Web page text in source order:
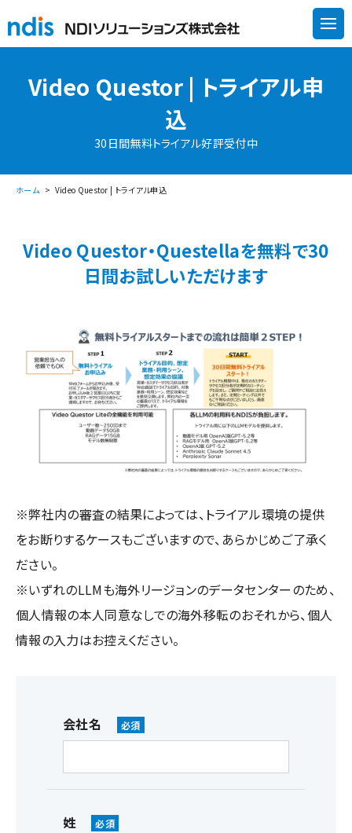
Video Questor | トライアル申
込
30日間無料トライアル好評受付中
ホーム Video Questor | トライアル申込
Video Questor・Questellaを無料で30
日間お試しいただけます
※弊社内の審査の結果によっては、トライアル環境の提供
をお断りするケースもございますので、あらかじめご了承く
ださい。
※いずれのLLMも海外リージョンのデータセンターのため、
個人情報の本人同意なしでの海外移転のおそれから、個人
情報の入力はお控えください。
会社名
姓